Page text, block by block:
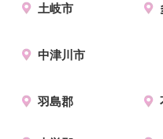
土岐市
中津川市
羽島郡